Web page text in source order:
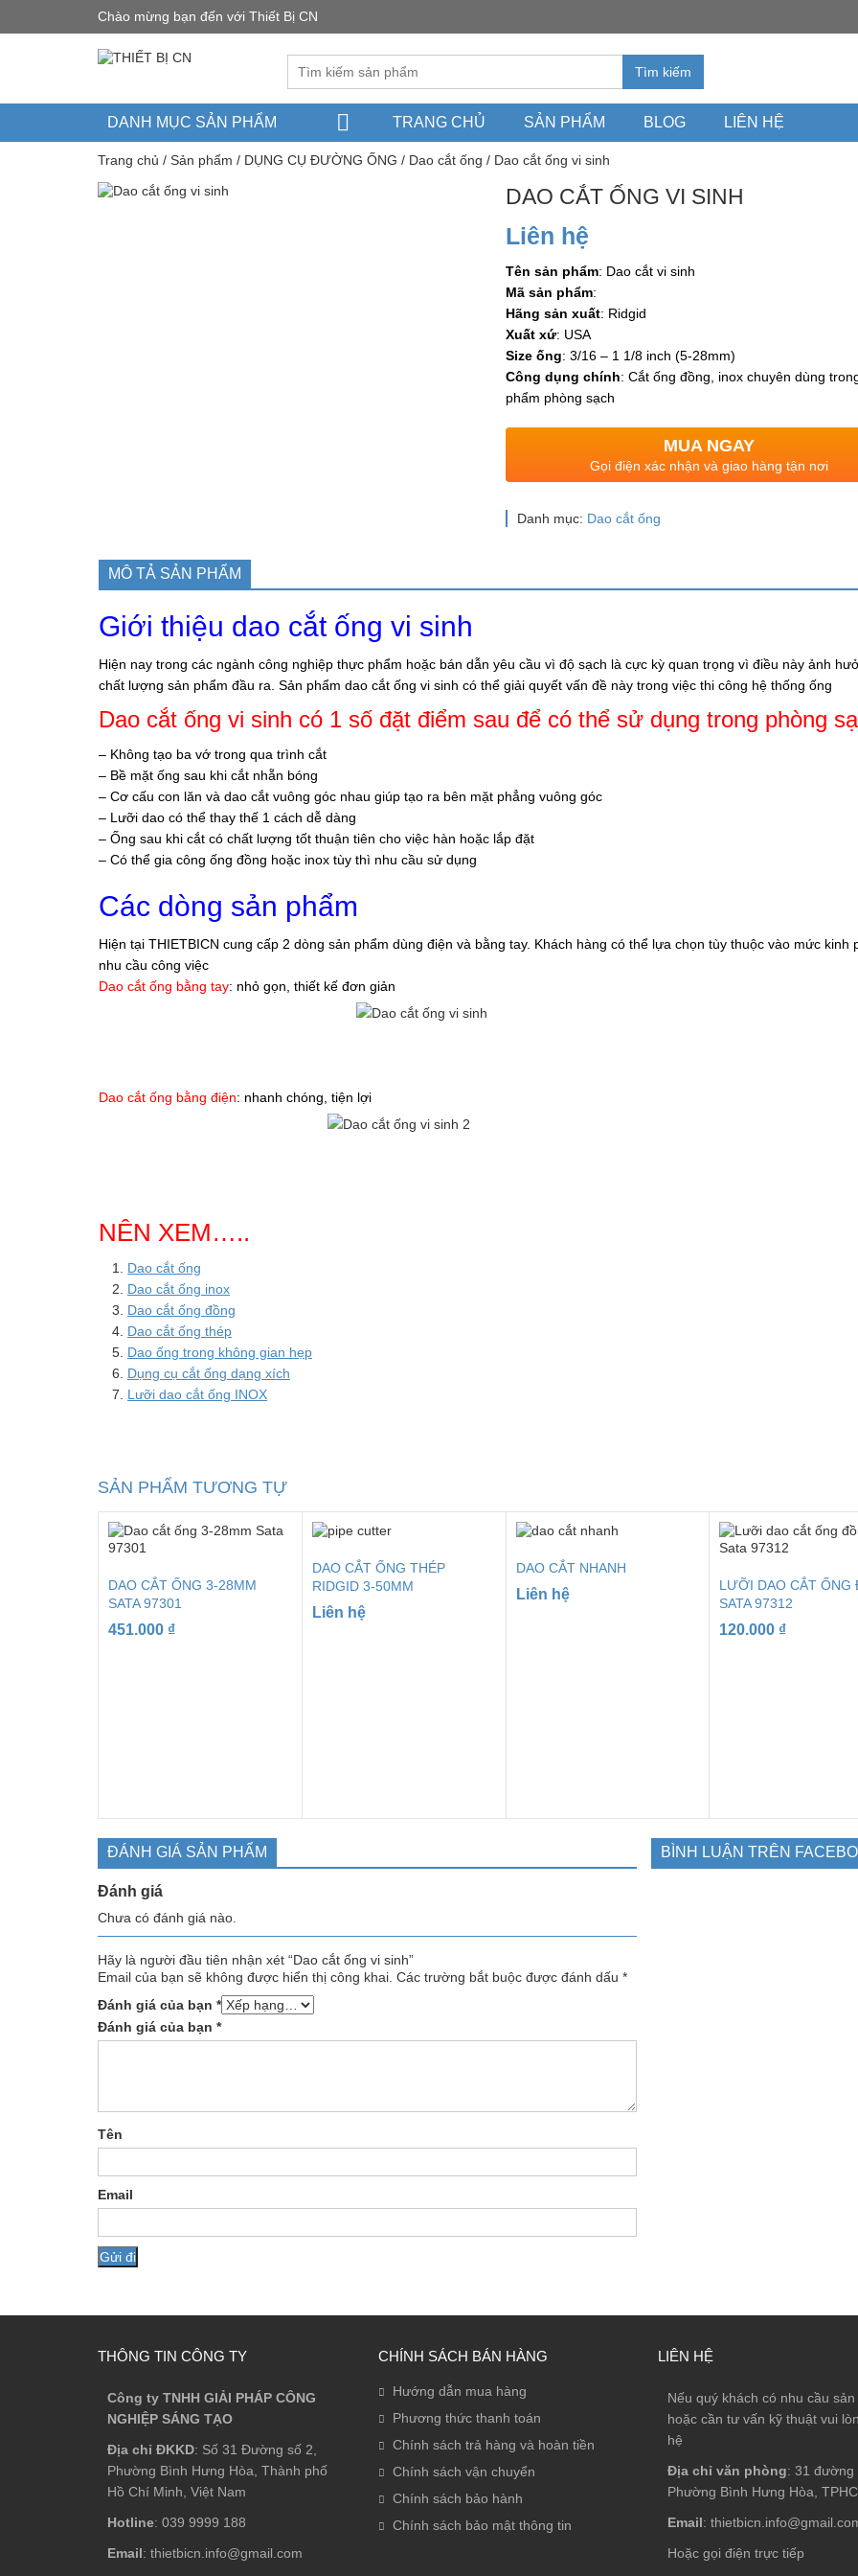
Chào mừng bạn đến với Thiết Bị CN
Tìm kiếm
DANH MỤC SẢN PHẨM TRANG CHỦ SẢN PHẨM BLOG LIÊN HỆ
Trang chủ / Sản phẩm / DỤNG CỤ ĐƯỜNG ỐNG / Dao cắt ống / Dao cắt ống vi sinh
DAO CẮT ỐNG VI SINH
Liên hệ
Tên sản phẩm: Dao cắt vi sinh
Mã sản phẩm:
Hãng sản xuất: Ridgid
Xuất xứ: USA
Size ống: 3/16 – 1 1/8 inch (5-28mm)
Công dụng chính: Cắt ống đồng, inox chuyên dùng
phẩm phòng sạch
MUA NGAY
Gọi điện xác nhận và giao hàng tận nơi
Danh mục: Dao cắt ống
MÔ TẢ SẢN PHẨM
Giới thiệu dao cắt ống vi sinh
Hiện nay trong các ngành công nghiệp thực phẩm hoặc bán dẫn yêu cầu vì độ sạch là cực kỳ quan trọng vì điều này ảnh
chất lượng sản phẩm đầu ra. Sản phẩm dao cắt ống vi sinh có thể giải quyết vấn đề này trong việc thi công hệ thống ống
Dao cắt ống vi sinh có 1 số đặt điểm sau để có thể sử dụng trong phòng
– Không tạo ba vớ trong qua trình cắt
– Bề mặt ống sau khi cắt nhẵn bóng
– Cơ cấu con lăn và dao cắt vuông góc nhau giúp tạo ra bên mặt phẳng vuông góc
– Lưỡi dao có thể thay thế 1 cách dễ dàng
– Ống sau khi cắt có chất lượng tốt thuận tiên cho việc hàn hoặc lắp đặt
– Có thể gia công ống đồng hoặc inox tùy thì nhu cầu sử dụng
Các dòng sản phẩm
Hiện tại THIETBICN cung cấp 2 dòng sản phẩm dùng điện và bằng tay. Khách hàng có thể lựa chọn tùy thuộc vào mức kinh
nhu cầu công việc
Dao cắt ống bằng tay: nhỏ gọn, thiết kế đơn giản
Dao cắt ống bằng điện: nhanh chóng, tiện lợi
NÊN XEM…..
Dao cắt ống
Dao cắt ống inox
Dao cắt ống đồng
Dao cắt ống thép
Dao ống trong không gian hẹp
Dụng cụ cắt ống dạng xích
Lưỡi dao cắt ống INOX
SẢN PHẨM TƯƠNG TỰ
DAO CẮT ỐNG 3-28MM
SATA 97301
451.000 ₫
DAO CẮT ỐNG THÉP
RIDGID 3-50MM
Liên hệ
DAO CẮT NHANH
Liên hệ
LƯỠI DAO CẮT ỐNG
SATA 97312
120.000 ₫
ĐÁNH GIÁ SẢN PHẨM
Đánh giá
Chưa có đánh giá nào.
Hãy là người đầu tiên nhận xét “Dao cắt ống vi sinh”
Email của bạn sẽ không được hiển thị công khai. Các trường bắt buộc được đánh dấu *
Đánh giá của bạn *
Đánh giá của bạn *
Tên
Email
BÌNH LUẬN TRÊN
THÔNG TIN CÔNG TY
Công ty TNHH GIẢI PHÁP CÔNG
NGHIỆP SÁNG TẠO
Địa chỉ ĐKKD: Số 31 Đường số 2,
Phường Bình Hưng Hòa, Thành phố
Hồ Chí Minh, Việt Nam
Hotline: 039 9999 188
Email: thietbicn.info@gmail.com
CHÍNH SÁCH BÁN HÀNG
Hướng dẫn mua hàng
Phương thức thanh toán
Chính sách trả hàng và hoàn tiền
Chính sách vận chuyển
Chính sách bảo hành
Chính sách bảo mật thông tin
LIÊN HỆ
Nếu quý khách có nhu cầu
hoặc cần tư vấn kỹ thuật vui
hệ
Địa chỉ văn phòng: 31 đường
Phường Bình Hưng Hòa,
Email:
Hoặc gọi điện trực tiếp